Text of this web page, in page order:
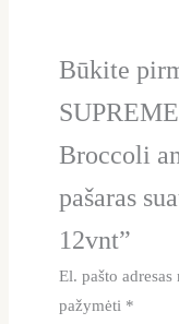
Būkite
Broccoli
pašaras
12vnt”
El. pašto adresas
pažymėti *